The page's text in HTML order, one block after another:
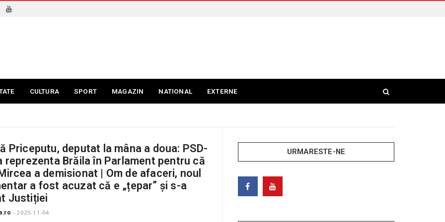
CULTURA SPORT MAGAZIN NATIONAL EXTERNE
Priceputu, deputat la mâna a doua: PSD-
reprezenta Brăila în Parlament pentru că
a demisionat | Om de afaceri, noul
a fost acuzat că e „țepar” și s-a
Justiției
- 2025-11-04
URMARESTE-NE